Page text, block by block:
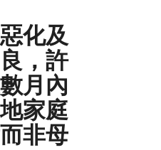
化及
，許
月內
家庭
非母